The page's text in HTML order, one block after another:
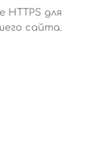
HTTPS для
сайта.